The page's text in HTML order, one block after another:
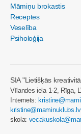
Māmiņu brokastis
Receptes
Veselība
Psiholoģija
SIA "Lietišķās
Vīlandes iela 1-2, Rīga,
Internets:
kristine@maminuklubs.lv
skola: